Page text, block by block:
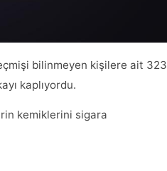
bilinmeyen kişilere ait 323
kaplıyordu.
kemiklerini sigara